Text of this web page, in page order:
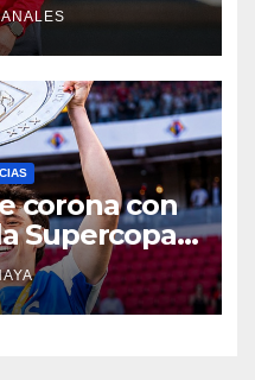
corona con
Supercopa